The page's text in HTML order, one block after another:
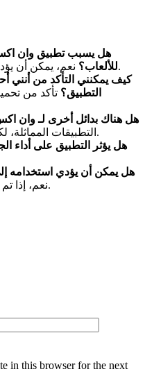
للألعاب؟نعم، يمكن أن يؤدي استخدامه إلى حظر حسابك.
التطبيق؟ تأكد من
3. هل هناك بدائل أخرى لـ وان
التطبيقات المماثلة، لكن يجب توخي الحذر معها أيضًا.
4. هل يؤثر التطبيق على أداء
5. هل يمكن أن يؤدي استخدامه
نعم، إذا تم تحميله من مصادر غير موثوقة.
in this browser for the next